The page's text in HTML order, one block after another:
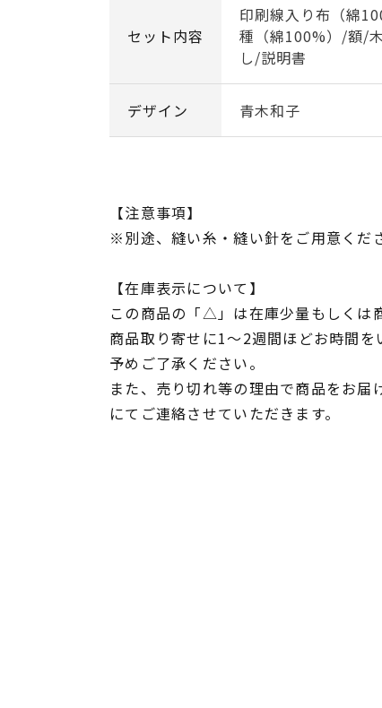
セット内容
印刷線入り布（綿
種（綿100%）/額/
し/説明書
デザイン 青木和子
【注意事項】
※別途、縫い糸・縫い針をご用意くだ
【在庫表示について】
この商品の「△」は在庫少量もしくは
商品取り寄せに1～2週間ほどお時間
予めご了承ください。
また、売り切れ等の理由で商品をお届
にてご連絡させていただきます。